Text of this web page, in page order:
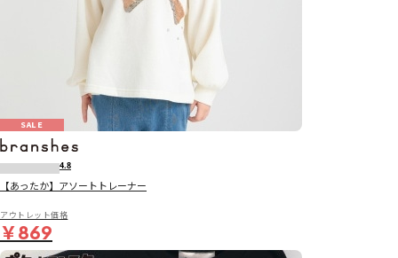
SALE
4.8
【あったか】アソートトレーナー
アウトレット価格
￥869